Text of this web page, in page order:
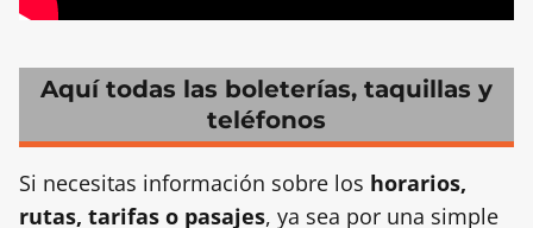
Aquí todas las boleterías, taquillas y
teléfonos
Si necesitas información sobre los horarios,
rutas, tarifas o pasajes, ya sea por una simple